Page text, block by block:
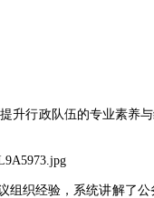
升行政队伍的专业素
织经验，系统讲解了